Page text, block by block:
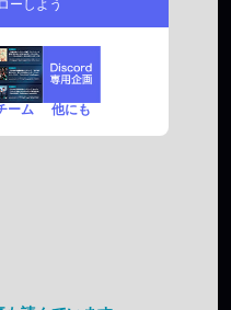
ーしよう
ーム 他にも